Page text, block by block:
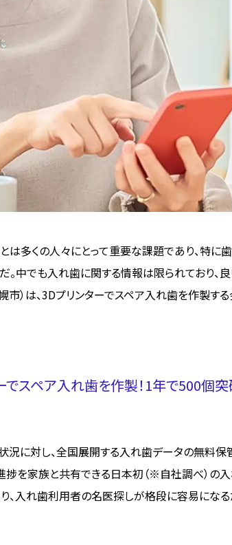
は多くの人々にとって重要な課題であり、特
。中でも入れ歯に関する情報は限られており
市）は、3Dプリンターでスペア入れ歯を作製す
でスペア入れ歯を作製！1年で500個
況に対し、全国展開する入れ歯データの無料保
捗を家族と共有できる日本初（※自社調べ）の
り、入れ歯利用者の名医探しが格段に容易にな